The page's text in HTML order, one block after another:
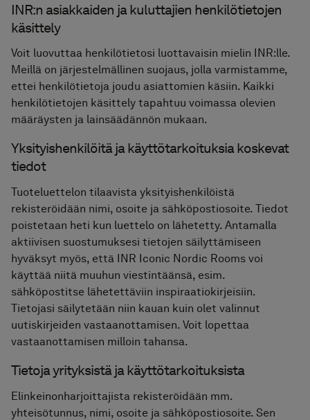
INR:n asiakkaiden ja kuluttajien henkilötietojen
käsittely
Voit luovuttaa henkilötietosi luottavaisin mielin INR:lle.
Meillä on järjestelmällinen suojaus, jolla varmistamme,
ettei henkilötietoja joudu asiattomien käsiin. Kaikki
henkilötietojen käsittely tapahtuu voimassa olevien
määräysten ja lainsäädännön mukaan.
Yksityishenkilöitä ja käyttötarkoituksia koskevat
tiedot
Tuoteluettelon tilaavista yksityishenkilöistä
rekisteröidään nimi, osoite ja sähköpostiosoite. Tiedot
poistetaan heti kun luettelo on lähetetty. Antamalla
aktiivisen suostumuksesi tietojen säilyttämiseen
hyväksyt myös, että INR Iconic Nordic Rooms voi
käyttää niitä muuhun viestintäänsä, esim.
sähköpostitse lähetettäviin inspiraatiokirjeisiin.
Tietojasi säilytetään niin kauan kuin olet valinnut
uutiskirjeiden vastaanottamisen. Voit lopettaa
vastaanottamisen milloin tahansa.
Tietoja yrityksistä ja käyttötarkoituksista
Elinkeinonharjoittajista rekisteröidään mm.
yhteisötunnus, nimi, osoite ja sähköpostiosoite. Sen